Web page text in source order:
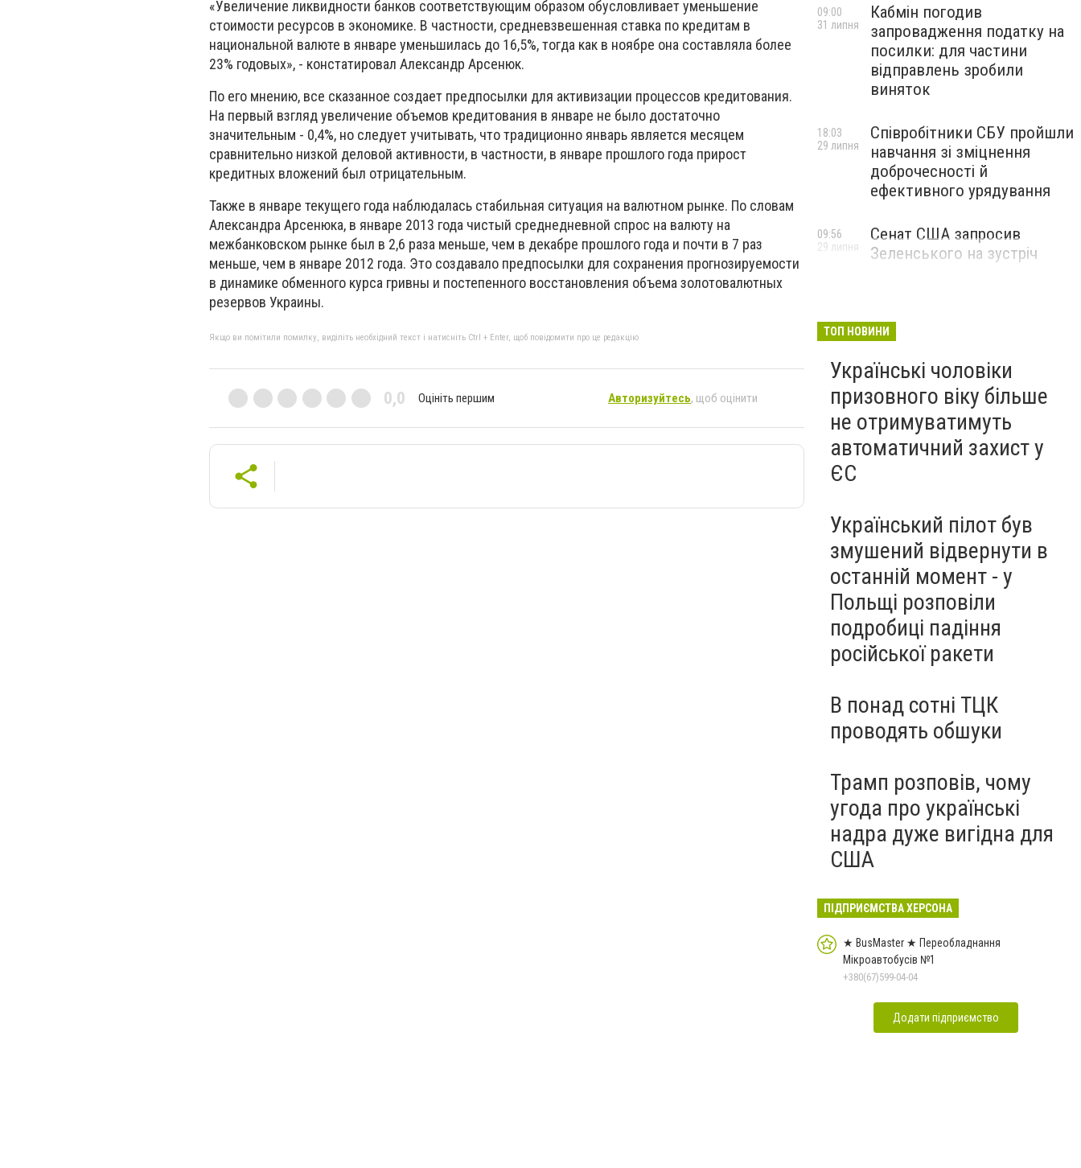
«Увеличение ликвидности банков соответствующим образом обусловливает уменьшение
стоимости ресурсов в экономике. В частности, средневзвешенная ставка по кредитам в
национальной валюте в январе уменьшилась до 16,5%, тогда как в ноябре она составляла более
23% годовых», - констатировал Александр Арсенюк.
По его мнению, все сказанное создает предпосылки для активизации процессов кредитования.
На первый взгляд увеличение объемов кредитования в январе не было достаточно
значительным - 0,4%, но следует учитывать, что традиционно январь является месяцем
сравнительно низкой деловой активности, в частности, в январе прошлого года прирост
кредитных вложений был отрицательным.
Также в январе текущего года наблюдалась стабильная ситуация на валютном рынке. По словам
Александра Арсенюка, в январе 2013 года чистый среднедневной спрос на валюту на
межбанковском рынке был в 2,6 раза меньше, чем в декабре прошлого года и почти в 7 раз
меньше, чем в январе 2012 года. Это создавало предпосылки для сохранения прогнозируемости
в динамике обменного курса гривны и постепенного восстановления объема золотовалютных
резервов Украины.
Якщо ви помітили помилку, виділіть необхідний текст і натисніть Ctrl + Enter, щоб повідомити про це редакцію
0,0 Оцініть першим Авторизуйтесь, щоб оцінити
Кабмін погодив
запровадження податку на
посилки: для частини
відправлень зробили
виняток
09:00
31 липня
Співробітники СБУ пройшли
навчання зі зміцнення
доброчесності й
ефективного урядування
18:03
29 липня
Сенат США запросив
Зеленського на зустріч
09:56
29 липня
ТОП НОВИНИ
Українські чоловіки
призовного віку більше
не отримуватимуть
автоматичний захист у
ЄС
Український пілот був
змушений відвернути в
останній момент - у
Польщі розповіли
подробиці падіння
російської ракети
В понад сотні ТЦК
проводять обшуки
Трамп розповів, чому
угода про українські
надра дуже вигідна для
США
ПІДПРИЄМСТВА ХЕРСОНА
★ BusMaster ★ Переобладнання
Мікроавтобусів №1
+380(67)599-04-04
Додати підприємство